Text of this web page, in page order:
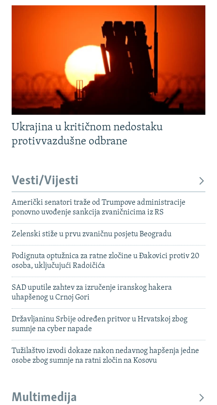
Ukrajina u kritičnom nedostaku
protivvazdušne odbrane
Vesti/Vijesti
Američki senatori traže od Trumpove administracije
ponovno uvođenje sankcija zvaničnicima iz RS
Zelenski stiže u prvu zvaničnu posjetu Beogradu
Podignuta optužnica za ratne zločine u Đakovici protiv 20
osoba, uključujući Radoičića
SAD uputile zahtev za izručenje iranskog hakera
uhapšenog u Crnoj Gori
Državljaninu Srbije određen pritvor u Hrvatskoj zbog
sumnje na cyber napade
Tužilaštvo izvodi dokaze nakon nedavnog hapšenja jedne
osobe zbog sumnje na ratni zločin na Kosovu
Multimedija